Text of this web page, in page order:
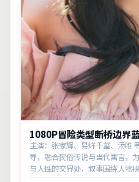
1080P冒险类型断桥边界
主演：张家辉、易烊千玺、汤
导，融合民俗传说与当代寓言，
与人性的交界处，叙事围绕人物